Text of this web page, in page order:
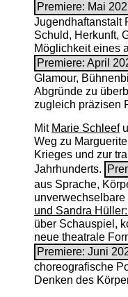
Premiere: Mai
Jugendhaftanstalt
Schuld, Herkunft,
Möglichkeit eines
Premiere: April
Glamour,
Abgründe zu
zugleich präzisen
Mit Marie Schleef
Weg zu
Krieges und zur
Jahrhunderts.
aus Sprache,
und Sandra
über Schauspiel,
neue theatrale
Premiere: Juni
choreografische
Denken des